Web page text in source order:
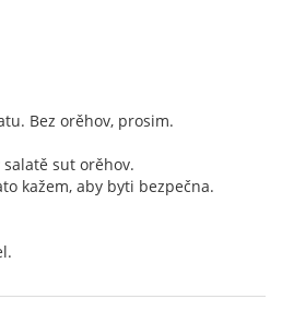
Bez orěhov, prosim.
sut orěhov.
kažem, aby byti bezpečna.